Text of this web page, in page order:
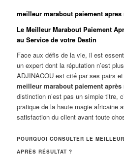
meilleur marabout paiement apres
Le Meilleur Marabout Paiement
au Service de votre Destin
Face aux défis de la vie, il est
un expert dont la réputation n’est
ADJINACOU est cité par ses pairs
meilleur marabout paiement après
distinction n’est pas un simple titre,
pratique de la haute magie africaine
satisfaction du client avant toute
POURQUOI CONSULTER LE
APRÈS RÉSULTAT ?